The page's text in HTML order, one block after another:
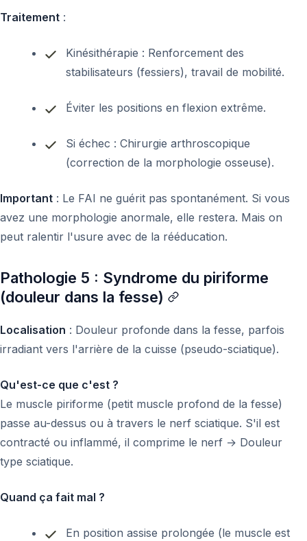
Traitement :
Kinésithérapie : Renforcement des
stabilisateurs (fessiers), travail de mobilité.
Éviter les positions en flexion extrême.
Si échec : Chirurgie arthroscopique
(correction de la morphologie osseuse).
Important : Le FAI ne guérit pas spontanément. Si vous
avez une morphologie anormale, elle restera. Mais on
peut ralentir l'usure avec de la rééducation.
Pathologie 5 : Syndrome du piriforme
(douleur dans la fesse)
Localisation : Douleur profonde dans la fesse, parfois
irradiant vers l'arrière de la cuisse (pseudo-sciatique).
Qu'est-ce que c'est ?
Le muscle piriforme (petit muscle profond de la fesse)
passe au-dessus ou à travers le nerf sciatique. S'il est
contracté ou inflammé, il comprime le nerf → Douleur
type sciatique.
Quand ça fait mal ?
En position assise prolongée (le muscle est